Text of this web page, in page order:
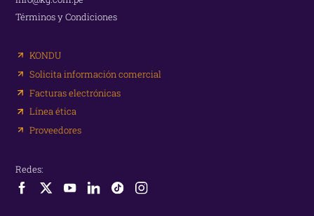
Términos y Condiciones
KONDU
Solicita información comercial
Facturas electrónicas
Línea ética
Proveedores
Redes: